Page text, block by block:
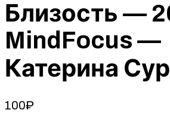
Близость —
MindFocus —
Катерина
100₽